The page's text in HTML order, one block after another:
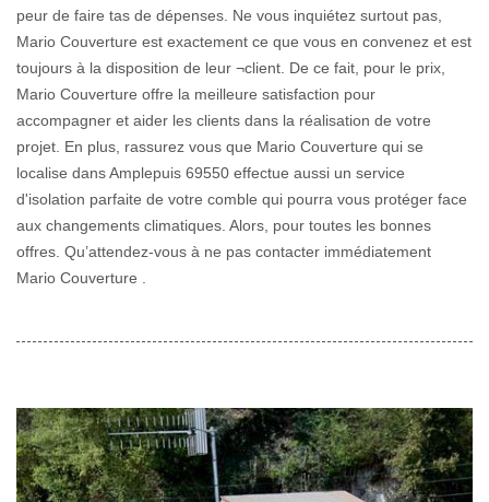
peur de faire tas de dépenses. Ne vous inquiétez surtout pas,
Mario Couverture est exactement ce que vous en convenez et est
toujours à la disposition de leur ¬client. De ce fait, pour le prix,
Mario Couverture offre la meilleure satisfaction pour
accompagner et aider les clients dans la réalisation de votre
projet. En plus, rassurez vous que Mario Couverture qui se
localise dans Amplepuis 69550 effectue aussi un service
d'isolation parfaite de votre comble qui pourra vous protéger face
aux changements climatiques. Alors, pour toutes les bonnes
offres. Qu’attendez-vous à ne pas contacter immédiatement
Mario Couverture .